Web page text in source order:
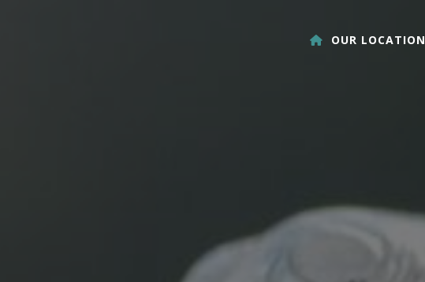
OUR LOCATION